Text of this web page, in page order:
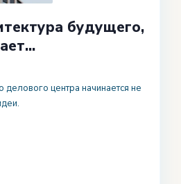
будущего,
делового центра начинается не